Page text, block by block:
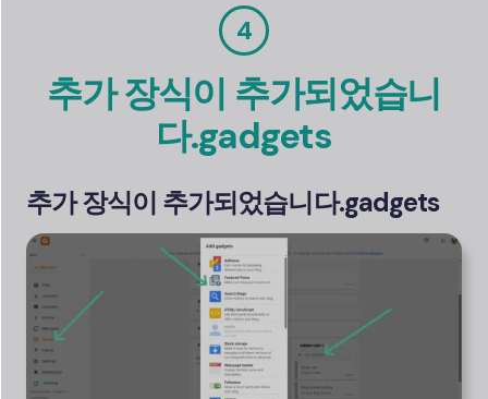
4
추가 장식이 추가되었습니
다.gadgets
추가 장식이 추가되었습니다.gadgets